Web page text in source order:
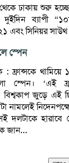
ঢাকায় শুরু
ব্যাপী
এবং সিনিয়র
স্পেন
: ফ্রান্সকে
স্পেন। ‘এই
বিশ্বকাপ জুড়ে এই
নামলেই
দলটাকে হারাবে
জান...